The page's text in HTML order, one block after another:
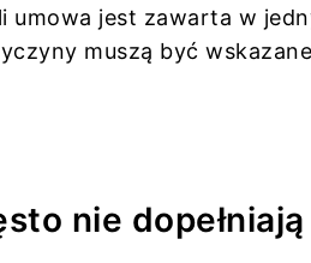
umowa jest zawarta w
muszą być
nie dopełniają